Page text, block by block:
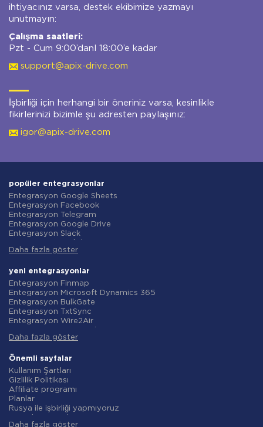
ihtiyacınız varsa, destek ekibimize yazmayı
unutmayın:
Çalışma saatleri:
Pzt - Cum 9:00’danl 18:00’e kadar
support@apix-drive.com
İşbirliği için herhangi bir öneriniz varsa, kesinlikle
fikirlerinizi bizimle şu adresten paylaşınız:
igor@apix-drive.com
popüler entegrasyonlar
Entegrasyon Google Sheets
Entegrasyon Facebook
Entegrasyon Telegram
Entegrasyon Google Drive
Entegrasyon Slack
Entegrasyon Gmail
Entegrasyon ClickUp
Entegrasyon Airtable
Entegrasyon Google Contacts
Entegrasyon OpenAI (ChatGPT)
Entegrasyon Instagram
Entegrasyon ActiveCampaign
Entegrasyon Typeform
Entegrasyon Salesforce CRM
Entegrasyon Notion
Entegrasyon AWeber
Entegrasyon Asana
Entegrasyon ZOHO CRM
Entegrasyon Webhooks
Entegrasyon GetResponse
Entegrasyon WooCommerce
Daha fazla göster
yeni entegrasyonlar
Entegrasyon Finmap
Entegrasyon Microsoft Dynamics 365
Entegrasyon BulkGate
Entegrasyon TxtSync
Entegrasyon Wire2Air
Entegrasyon Infobip
Entegrasyon AtomPark
Entegrasyon TXTImpact
Entegrasyon Campaign Monitor
Entegrasyon CM.com
Entegrasyon D7 Networks
Entegrasyon SMS.to
Entegrasyon SMSGlobal
Entegrasyon Textlocal
Daha fazla göster
Önemli sayfalar
Kullanım Şartları
Gizlilik Politikası
Affiliate programı
Planlar
Rusya ile işbirliği yapmıyoruz
Daha fazla göster